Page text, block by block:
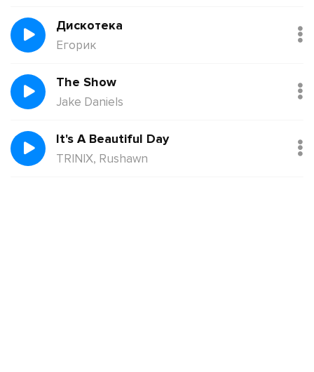
Дискотека
Егорик
The Show
Jake Daniels
It's A Beautiful Day
TRINIX, Rushawn